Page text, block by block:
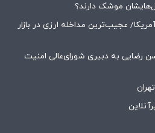
موشک‌ دارند؟
عجیب‌ترین مداخله ارزی در بازار
رضایی به دبیری شورای‌عالی امنیت